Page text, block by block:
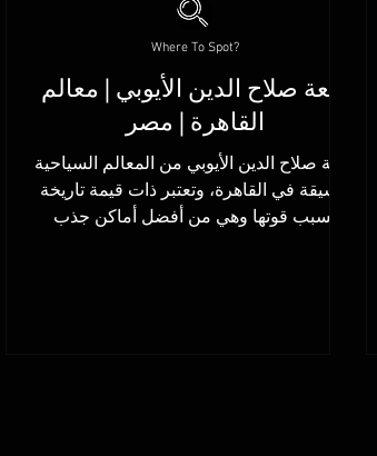
قلعة صلاح الدين الأيوبي | معالم
القاهرة | مصر
قلعة صلاح الدين الأيوبي من المعالم السياحية
الشيقة في القاهرة، وتعتبر ذات قيمة تاريخة
بسبب قوتها وهي من أفضل أماكن جذب
Where To Spot?